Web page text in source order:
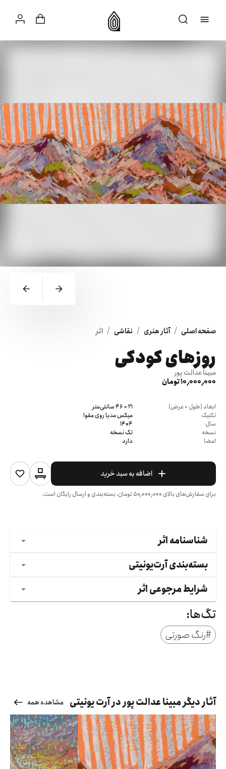
صفحه اصلی / آثار هنری / نقاشی / اثر
روزهای کودکی
مبینا عدالت پور
10٬000٬000 تومان
ابعاد (طول × عرض)
21 × 46 سانتی‌متر
تکنیک
میکس مدیا روی مقوا
سال
1404
نسخه
تک نسخه
امضا
دارد
اضافه به سبد خرید
برای سفارش‌های بالای ۵۰٬۰۰۰٬۰۰۰تومان، بسته‌بندی و ارسال رایگان است.
شناسنامه اثر
بسته‌بندی آرت‌یونیتی
شرایط مرجوعی اثر
تگ‌ها:
#رنگ صورتی
آثار دیگر مبینا عدالت پور در آرت یونیتی مشاهده همه